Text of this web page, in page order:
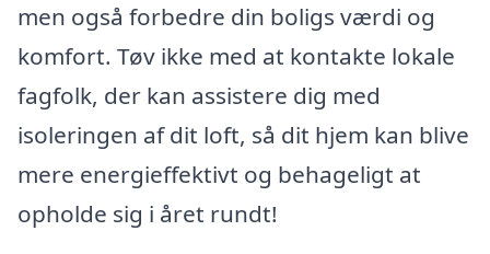
men også forbedre din boligs værdi og
komfort. Tøv ikke med at kontakte lokale
fagfolk, der kan assistere dig med
isoleringen af dit loft, så dit hjem kan blive
mere energieffektivt og behageligt at
opholde sig i året rundt!